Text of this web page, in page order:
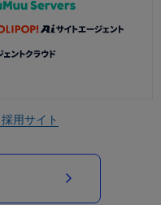
採用サイト